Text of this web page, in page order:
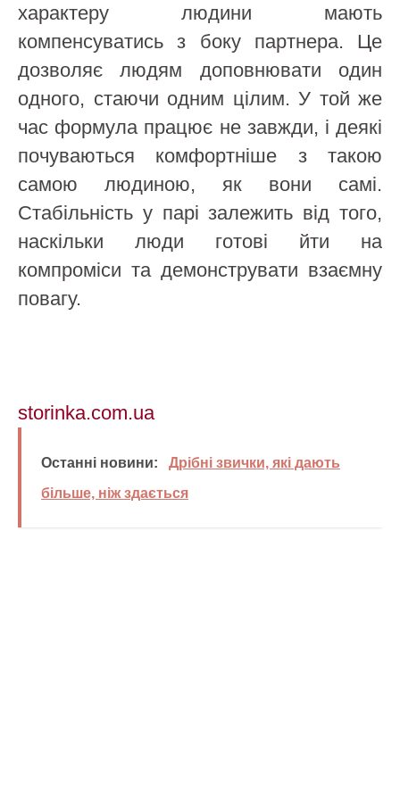
характеру людини мають
компенсуватись з боку партнера. Це
дозволяє людям доповнювати один
одного, стаючи одним цілим. У той же
час формула працює не завжди, і деякі
почуваються комфортніше з такою
самою людиною, як вони самі.
Стабільність у парі залежить від того,
наскільки люди готові йти на
компроміси та демонструвати взаємну
повагу.
storinka.com.ua
Останні новини:
Дрібні звички, які дають
більше, ніж здається